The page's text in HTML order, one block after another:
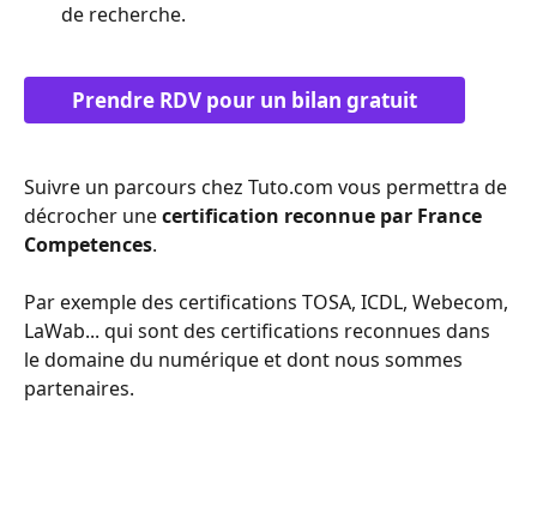
de recherche.
Prendre RDV pour un bilan gratuit
Suivre un parcours chez Tuto.com vous permettra de
décrocher une certification reconnue par France
Competences.
Par exemple des certifications TOSA, ICDL, Webecom,
LaWab... qui sont des certifications reconnues dans
le domaine du numérique et dont nous sommes
partenaires.